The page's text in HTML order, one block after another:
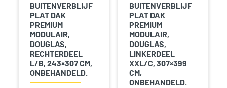
BUITENVERBLIJF
PLAT DAK
PREMIUM
MODULAIR,
DOUGLAS,
RECHTERDEEL
L/B, 243×307 CM,
ONBEHANDELD.
BUITENVERBLIJF
PLAT DAK
PREMIUM
MODULAIR,
DOUGLAS,
LINKERDEEL
XXL/C, 307×399
CM,
ONBEHANDELD.